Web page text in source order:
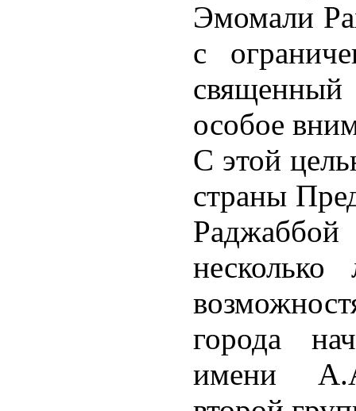
Эмомали
с
священный
особое
С этой
страны
города
имени